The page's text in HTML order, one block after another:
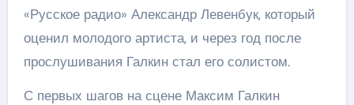
«Русское радио» Александр Левенбук, который
оценил молодого артиста, и через год после
прослушивания Галкин стал его солистом.
С первых шагов на сцене Максим Галкин